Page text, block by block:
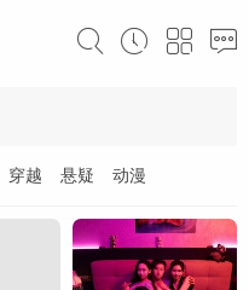
穿越 悬疑 动漫